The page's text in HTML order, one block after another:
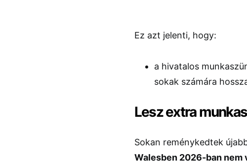
Ez azt jelenti, hogy:
a hivatalos
sokak számára
Lesz extra
Sokan reménykedtek
Walesben 2026-ban nem